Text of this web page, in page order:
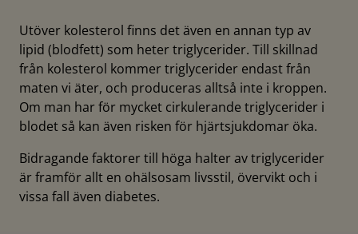
Utöver kolesterol finns det även en annan typ av
lipid (blodfett) som heter triglycerider. Till skillnad
från kolesterol kommer triglycerider endast från
maten vi äter, och produceras alltså inte i kroppen.
Om man har för mycket cirkulerande triglycerider i
blodet så kan även risken för hjärtsjukdomar öka.
Bidragande faktorer till höga halter av triglycerider
är framför allt en ohälsosam livsstil, övervikt och i
vissa fall även diabetes.